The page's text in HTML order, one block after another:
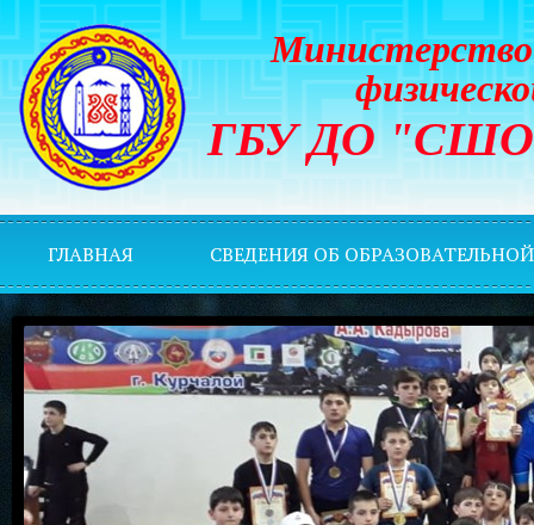
Министерство
ГБУ ДО "СШОР
ГЛАВНАЯ СВЕДЕНИЯ ОБ